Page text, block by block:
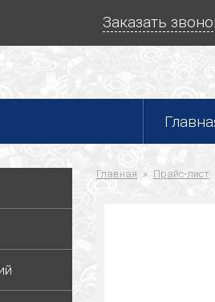
Заказать
Главная Прайс-лист